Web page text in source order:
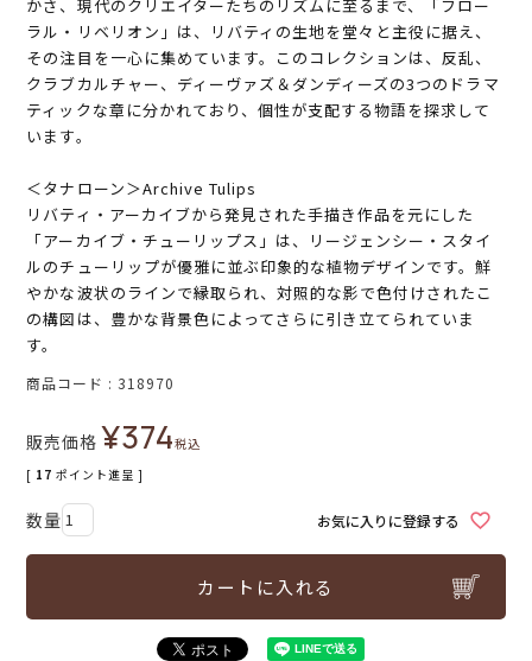
かさ、現代のクリエイターたちのリズムに至るまで、「フロー
ラル・リベリオン」は、リバティの生地を堂々と主役に据え、
その注目を一心に集めています。このコレクションは、反乱、
クラブカルチャー、ディーヴァズ＆ダンディーズの3つのドラマ
ティックな章に分かれており、個性が支配する物語を探求して
います。
＜タナローン＞Archive Tulips
リバティ・アーカイブから発見された手描き作品を元にした
「アーカイブ・チューリップス」は、リージェンシー・スタイ
ルのチューリップが優雅に並ぶ印象的な植物デザインです。鮮
やかな波状のラインで縁取られ、対照的な影で色付けされたこ
の構図は、豊かな背景色によってさらに引き立てられていま
す。
商品コード 318970
販売価格 ¥374税込
[ 17 ポイント進呈 ]
お気に入りに登録する
カートに入れる